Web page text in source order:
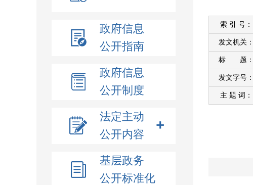
政府信息
公开指南
政府信息
公开制度
法定主动
公开内容
基层政务
公开标准化
索 引 号：
发文机关：
标 题：
发文字号：
主 题 词：